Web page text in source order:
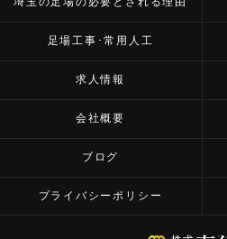
足場工事･常用人工
求人情報
会社概要
ブログ
プライバシーポリシー